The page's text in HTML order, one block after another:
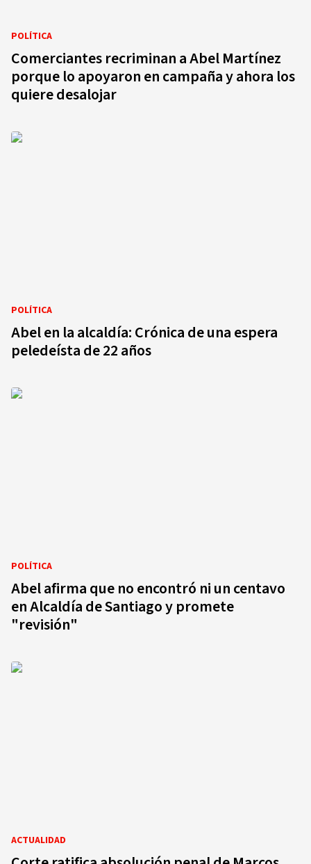
POLÍTICA
Comerciantes recriminan a Abel Martínez
porque lo apoyaron en campaña y ahora los
quiere desalojar
POLÍTICA
Abel en la alcaldía: Crónica de una espera
peledeísta de 22 años
POLÍTICA
Abel afirma que no encontró ni un centavo
en Alcaldía de Santiago y promete
"revisión"
ACTUALIDAD